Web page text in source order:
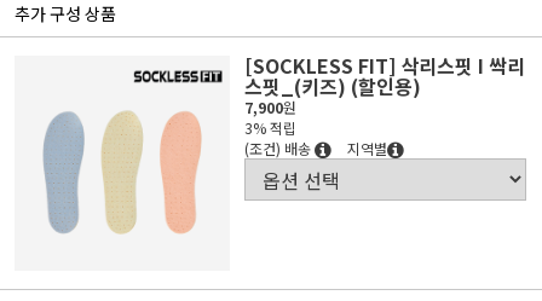
추가 구성 상품
[SOCKLESS FIT] 삭리스핏 I 싹리
스핏_(키즈) (할인용)
7,900원
3% 적립
(조건) 배송
지역별